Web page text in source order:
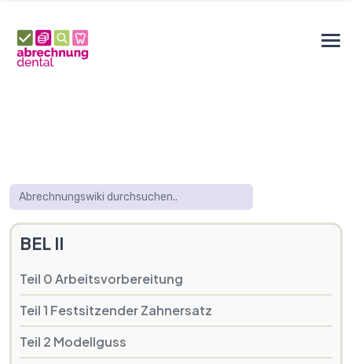
BEL II
Teil 0 Arbeitsvorbereitung
Teil 1 Festsitzender Zahnersatz
Teil 2 Modellguss